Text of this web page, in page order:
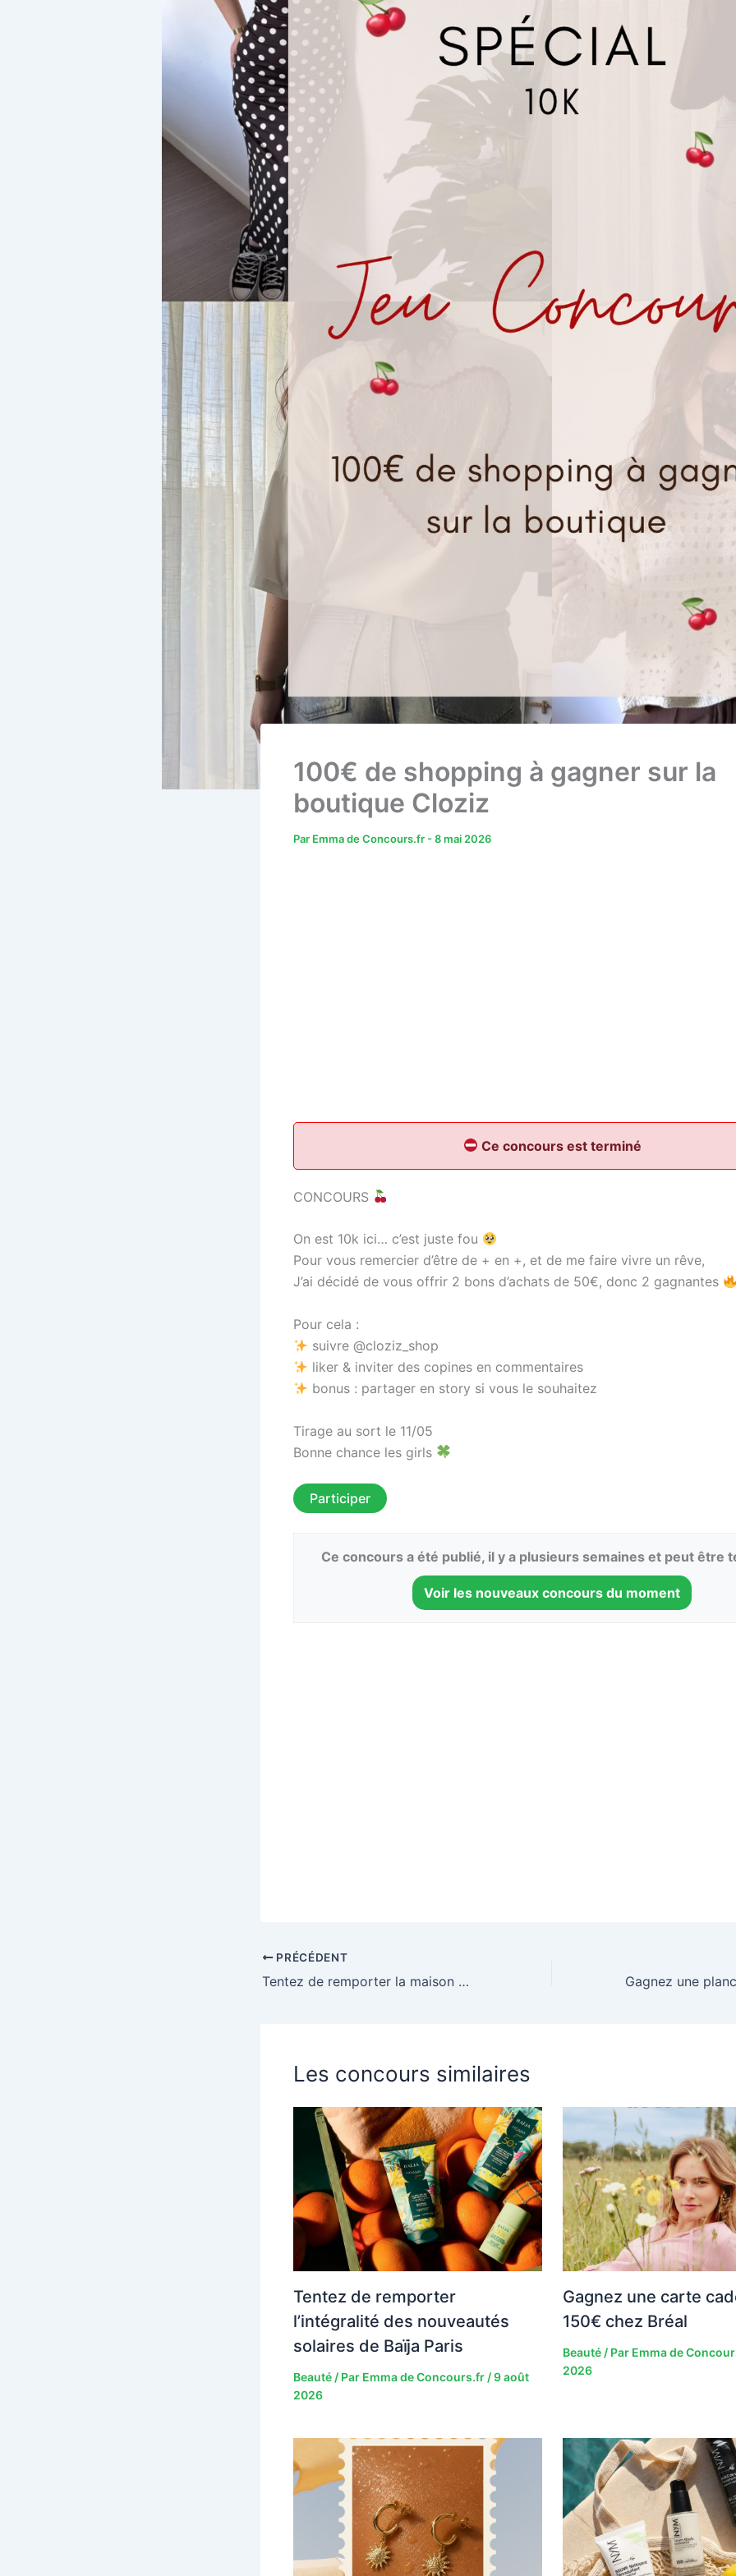
100€ de shopping à gagner sur la
boutique Cloziz
Par Emma de Concours.fr -8 mai 2026
Ce concours est terminé
CONCOURS
On est 10k ici… c’est juste fou
Pour vous remercier d’être de + en +, et de me faire vivre un rêve,
J’ai décidé de vous offrir 2 bons d’achats de 50€, donc 2 gagnantes
Pour cela :
suivre @cloziz_shop
liker & inviter des copines en commentaires
bonus : partager en story si vous le souhaitez
Tirage au sort le 11/05
Bonne chance les girls
Participer
Ce concours a été publié, il y a plusieurs semaines et peut être
Voir les nouveaux concours du moment
PRÉCÉDENT
Tentez de remporter la maison Mud Kitchen de Smob
Les concours similaires
Tentez de remporter
l’intégralité des nouveautés
solaires de Baïja Paris
Beauté / Par Emma de Concours.fr /9 août
2026
Gagnez une carte
150€ chez Bréal
Beauté/ Par Emma de
2026